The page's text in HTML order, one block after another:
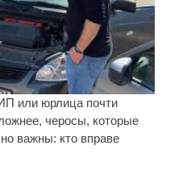
или юрлица почти
черосы, которые
важны: кто вправе